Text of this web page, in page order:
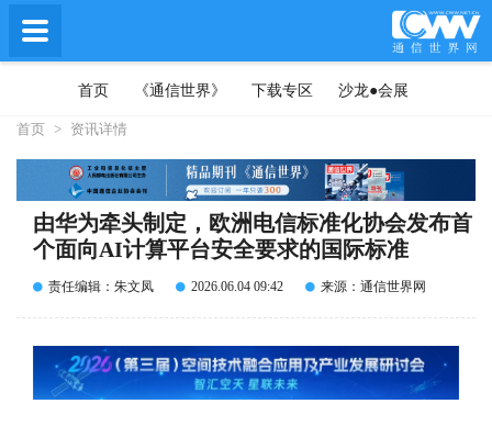
首页 《通信世界》 下载专区 沙龙●会展
首页 > 资讯详情
由华为牵头制定，欧洲电信标准化协会发布首
个面向AI计算平台安全要求的国际标准
责任编辑：朱文凤 2026.06.04 09:42 来源：通信世界网